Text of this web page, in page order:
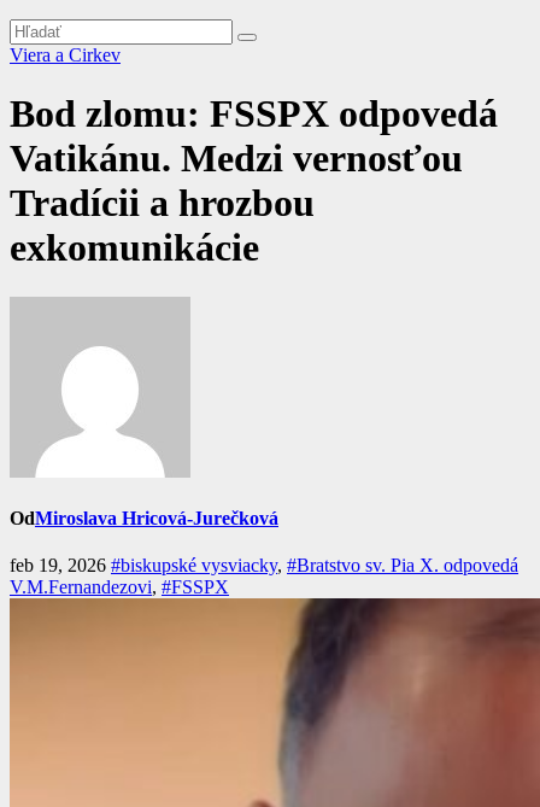
Viera a Cirkev
Bod zlomu: FSSPX odpovedá
Vatikánu. Medzi vernosťou
Tradícii a hrozbou
exkomunikácie
OdMiroslava Hricová-Jurečková
feb 19, 2026 #biskupské vysviacky, #Bratstvo sv. Pia X. odpovedá
V.M.Fernandezovi, #FSSPX